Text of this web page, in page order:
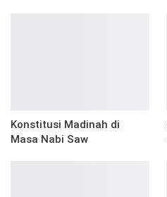
Konstitusi Madinah di
Masa Nabi Saw